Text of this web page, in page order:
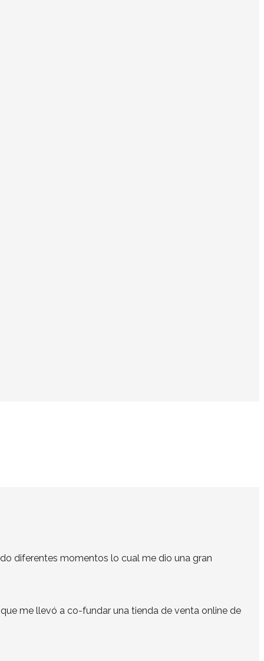
diferentes momentos lo cual me dio una gran
me llevó a co-fundar una tienda de venta online de